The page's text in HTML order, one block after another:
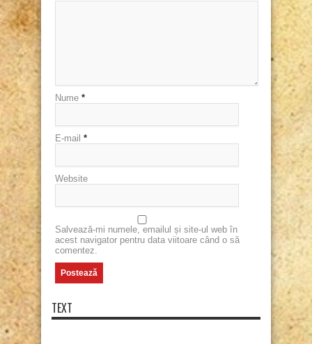
Nume *
E-mail *
Website
Salvează-mi numele, emailul și site-ul web în
acest navigator pentru data viitoare când o să
comentez.
TEXT